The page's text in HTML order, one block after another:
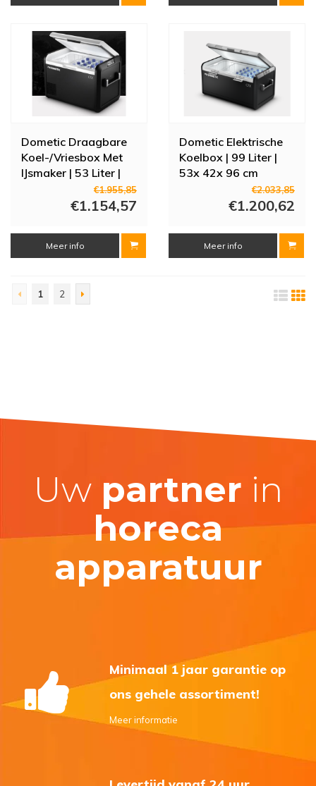
Dometic Draagbare
Koel-/Vriesbox Met
IJsmaker | 53 Liter |
45 x 48 x 72 cm |
CFX3 55IM
€1.955,85
€1.154,57
Meer info
Dometic Elektrische
Koelbox | 99 Liter |
53x 42x 96 cm
€2.033,85
€1.200,62
Meer info
1 2
Uw partner in
horeca
apparatuur
Minimaal 1 jaar garantie op
ons gehele assortiment!
Meer informatie